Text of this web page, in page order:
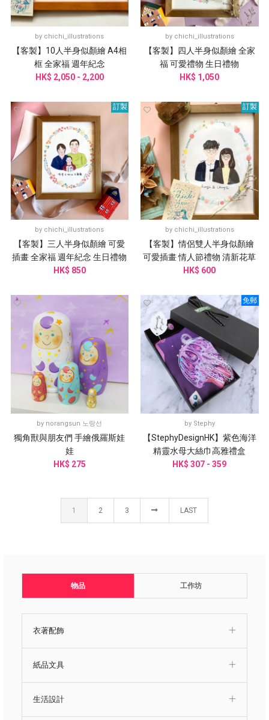
物品 工作坊
衣著配飾
紙品文具
生活設計
by chichi_illustrations
【客製】10人半身似顏繪 A4相
框 全家福 週年紀念
HK$ 2,050 - 2,200
by chichi_illustrations
【客製】四人半身似顏繪 全家
福 可愛禮物 生日禮物
HK$ 1,050
訂製
by chichi_illustrations
【客製】三人半身似顏繪 可愛
插畫 全家福 週年紀念 生日禮物
HK$ 850
訂製
by chichi_illustrations
【客製】情侶雙人半身似顏繪
可愛插畫 情人節禮物 清新花草
HK$ 600
by norangsun 노랑선
獨角獸與朋友們 手繪俄羅斯娃
娃
HK$ 275
免郵
by Stephy
【StephyDesignHK】紫色海洋
精靈水母大絲巾高雅禮盒
HK$ 307 - 359
1 2 3 LAST